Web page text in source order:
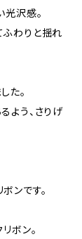
光沢感。
ふわりと揺れ
た。
よう、さりげ
ンです。
ボン。